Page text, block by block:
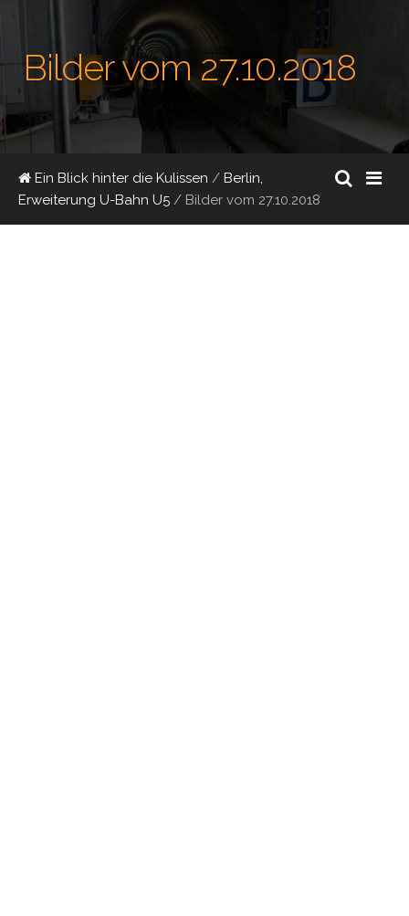
Bilder vom 27.10.2018
Ein Blick hinter die Kulissen / Berlin,
Erweiterung U-Bahn U5 / Bilder vom 27.10.2018